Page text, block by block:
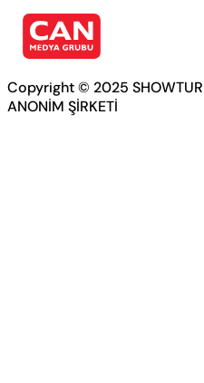
Copyright © 2025
ANONİM ŞİRKETİ